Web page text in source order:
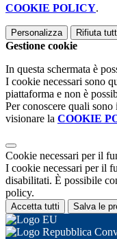
COOKIE POLICY.
Personalizza Rifiuta
Gestione cookie
In questa schermata è
I cookie necessari sono
piattaforma e non è
Per conoscere quali
visionare la COOKIE
Cookie necessari per il
I cookie necessari per il
disabilitati. È possibile
policy.
Accetta tutti Salva le